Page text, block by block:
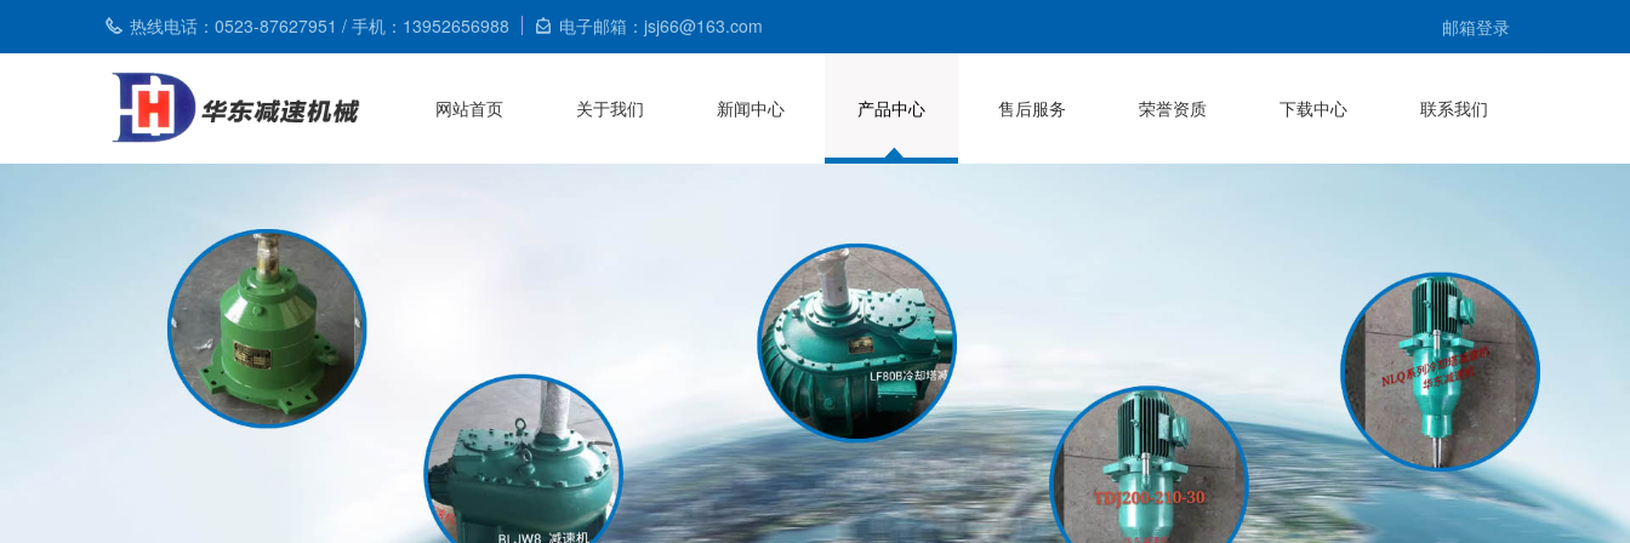
热线电话：0523-87627951 / 手机：13952656988 电子邮箱：jsj66@163.com 邮箱登录
网站首页 关于我们 新闻中心 产品中心 售后服务 荣誉资质 下载中心 联系我们